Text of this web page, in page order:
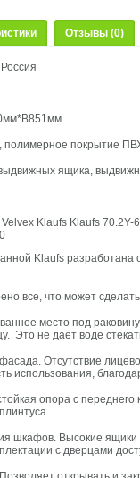
Отзывы (0)
покрытие
ящика,
Klaufs Klaufs 70.2Y-
Klaufs разработана
все, что может
место под
Это не дает воде
Отсутствие
использования,
опора с
шкафов. Высокие
с дверцами